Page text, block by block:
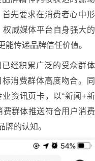
先要求在消费者心中形
权威媒体平台自身强大的
传递品牌信任价值。
经积累广泛的受众群体
消费群体高度吻合。同
资讯页卡，以“新闻+新
费群体推送符合用户消费
牌的认知。